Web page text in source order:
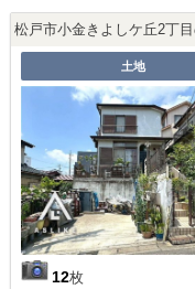
松戸市小金きよしケ丘2丁
土地
12枚